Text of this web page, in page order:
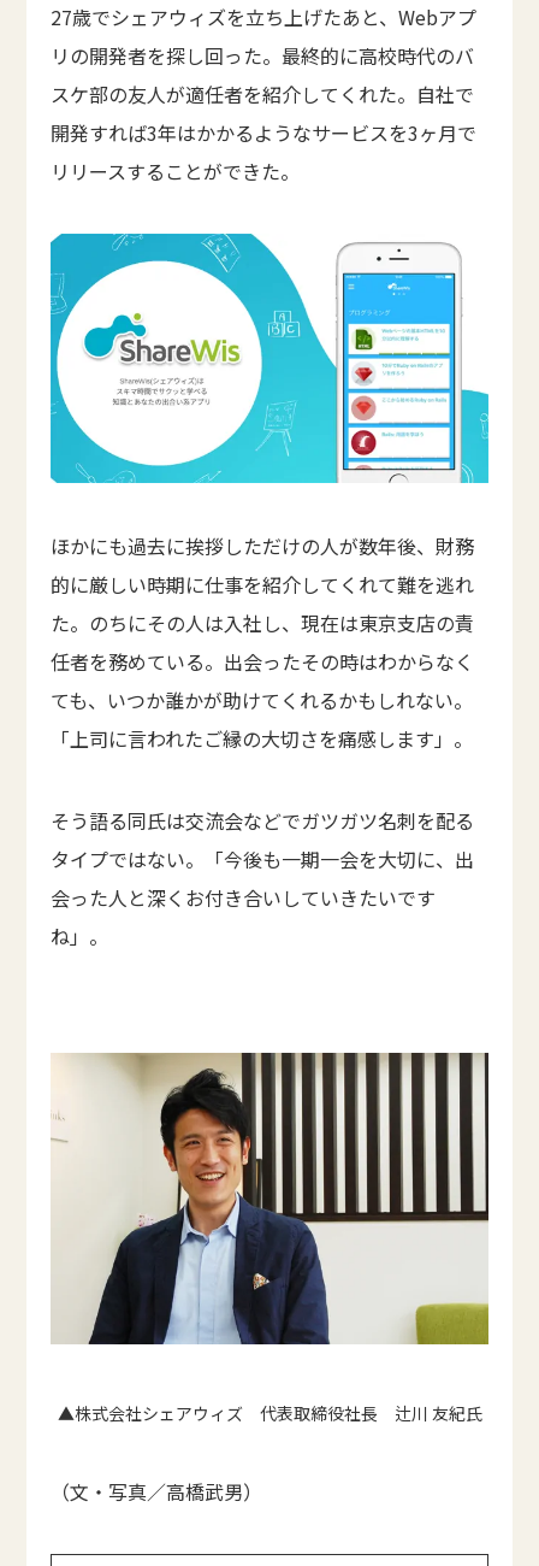
27歳でシェアウィズを立ち上げたあと、Webアプ
リの開発者を探し回った。最終的に高校時代のバ
スケ部の友人が適任者を紹介してくれた。自社で
開発すれば3年はかかるようなサービスを3ヶ月で
リリースすることができた。
ほかにも過去に挨拶しただけの人が数年後、財務
的に厳しい時期に仕事を紹介してくれて難を逃れ
た。のちにその人は入社し、現在は東京支店の責
任者を務めている。出会ったその時はわからなく
ても、いつか誰かが助けてくれるかもしれない。
「上司に言われたご縁の大切さを痛感します」。
そう語る同氏は交流会などでガツガツ名刺を配る
タイプではない。「今後も一期一会を大切に、出
会った人と深くお付き合いしていきたいです
ね」。
▲株式会社シェアウィズ 代表取締役社長 辻川 友紀氏
（文・写真／高橋武男）